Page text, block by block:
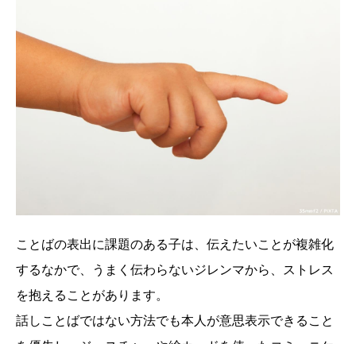
ことばの表出に課題のある子は、伝えたいことが複雑化
するなかで、うまく伝わらないジレンマから、ストレス
を抱えることがあります。
話しことばではない方法でも本人が意思表示できること